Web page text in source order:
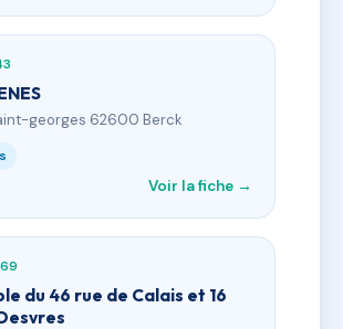
georges 62600 Berck
Voir la fiche →
du 46 rue de Calais et 16